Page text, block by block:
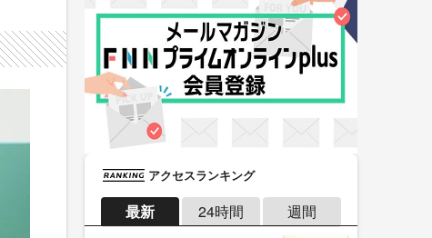
アクセスランキング
最新 24時間 週間